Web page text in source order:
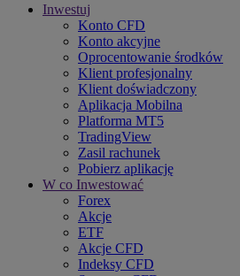
Inwestuj
Konto CFD
Konto akcyjne
Oprocentowanie środków
Klient profesjonalny
Klient doświadczony
Aplikacja Mobilna
Platforma MT5
TradingView
Zasil rachunek
Pobierz aplikację
W co Inwestować
Forex
Akcje
ETF
Akcje CFD
Indeksy CFD